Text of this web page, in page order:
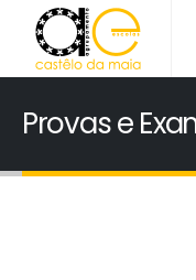
Provas e